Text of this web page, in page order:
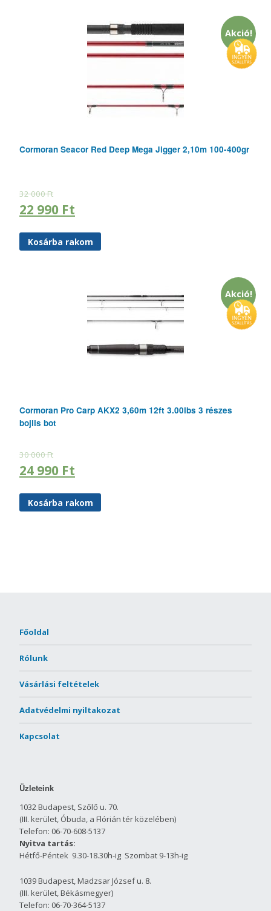
Akció!
Cormoran Seacor Red Deep Mega Jigger 2,10m 100-400gr
32 000Ft
22 990 Ft
Kosárba rakom
Akció!
Cormoran Pro Carp AKX2 3,60m 12ft 3.00lbs 3 részes
bojlis bot
30 000Ft
24 990 Ft
Kosárba rakom
Főoldal
Rólunk
Vásárlási feltételek
Adatvédelmi nyiltakozat
Kapcsolat
Üzleteink
1032 Budapest, Szőlő u. 70.
(III. kerület, Óbuda, a Flórián tér közelében)
Telefon: 06-70-608-5137
Nyitva tartás:
Hétfő-Péntek 9.30-18.30h-ig Szombat 9-13h-ig
1039 Budapest, Madzsar József u. 8.
(III. kerület, Békásmegyer)
Telefon: 06-70-364-5137